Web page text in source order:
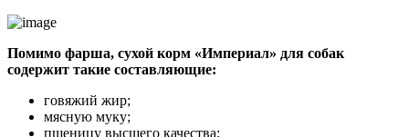
Помимо фарша, сухой корм «Империал» для собак
содержит такие составляющие:
говяжий жир;
мясную муку;
пшеницу высшего качества;